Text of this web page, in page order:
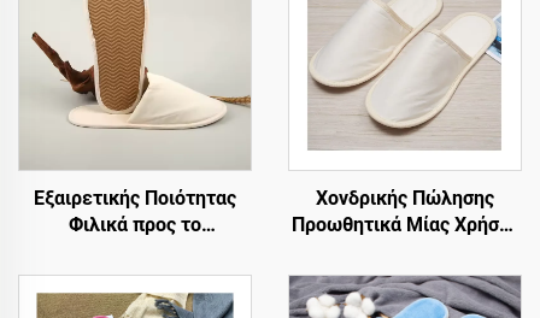
Εξαιρετικής Ποιότητας
Φιλικά προς το
Εσωτερικές Παπούτσια
Ξενοδοχείου με Μαλακό
Χονδρικής Πώλησης
Προωθητικά Μίας Χρήσης
προς το Περιβάλλον
Παπούτσια Αεροπορικών